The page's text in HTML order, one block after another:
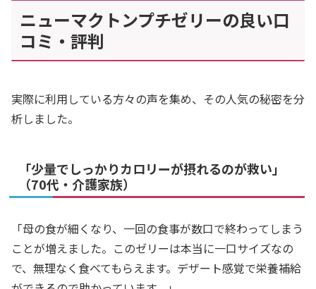
ニューマクトンプチゼリーの良い口
コミ・評判
実際に利用している方々の声を集め、その人気の秘密を分
析しました。
「少量でしっかりカロリーが摂れるのが救い」
（70代・介護家族）
「母の食が細くなり、一回の食事が数口で終わってしまう
ことが増えました。このゼリーは本当に一口サイズなの
で、無理なく食べてもらえます。デザート感覚で栄養補給